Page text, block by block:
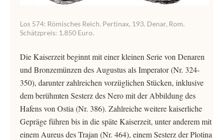
Los 574: Römisches Reich. Pertinax, 193. Denar, Rom.
Schätzpreis: 1.850 Euro.
Die Kaiserzeit beginnt mit einer kleinen Serie von Denaren
und Bronzemünzen des Augustus als Imperator (Nr. 324-
350), darunter zahlreichen vorzüglichen Stücken, inklusive
dem berühmten Sesterz des Nero mit der Abbildung des
Hafens von Ostia (Nr. 386). Zahlreiche weitere kaiserliche
Gepräge führen bis in die späte Kaiserzeit, unter anderem mit
einem Aureus des Trajan (Nr. 464), einem Sesterz der Plotina